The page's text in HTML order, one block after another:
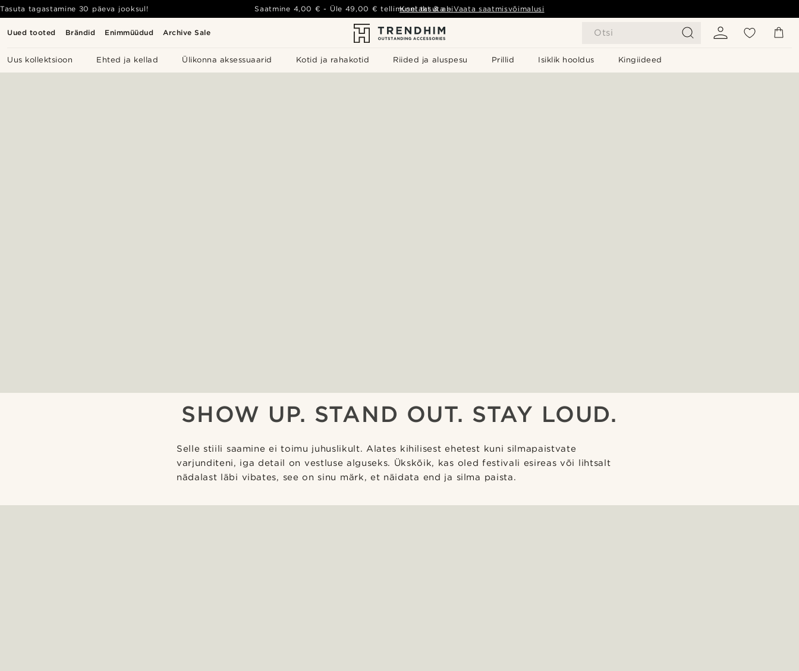
Uued tooted Brändid Enimmüüdud Archive Sale Otsi
Uus kollektsioon Ehted ja kellad Ülikonna aksessuaarid Kotid ja rahakotid Riided ja aluspesu Prillid Isiklik hooldus Kingiideed
Tasuta tagastamine 30 päeva jooksul! Saatmine 4,00 € - Üle 49,00 € tellimusel tasuta- Vaata saatmisvõimalusi
Kontakt & abi
SHOW UP. STAND OUT. STAY LOUD.
Selle stiili saamine ei toimu juhuslikult. Alates kihilisest ehetest kuni silmapaistvate
varjunditeni, iga detail on vestluse alguseks. Ükskõik, kas oled festivali esireas või lihtsalt
nädalast läbi vibates, see on sinu märk, et näidata end ja silma paista.